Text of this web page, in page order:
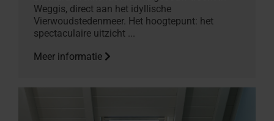
Weggis, direct aan het idyllische
Vierwoudstedenmeer. Het hoogtepunt: het
spectaculaire uitzicht ...
Meer informatie